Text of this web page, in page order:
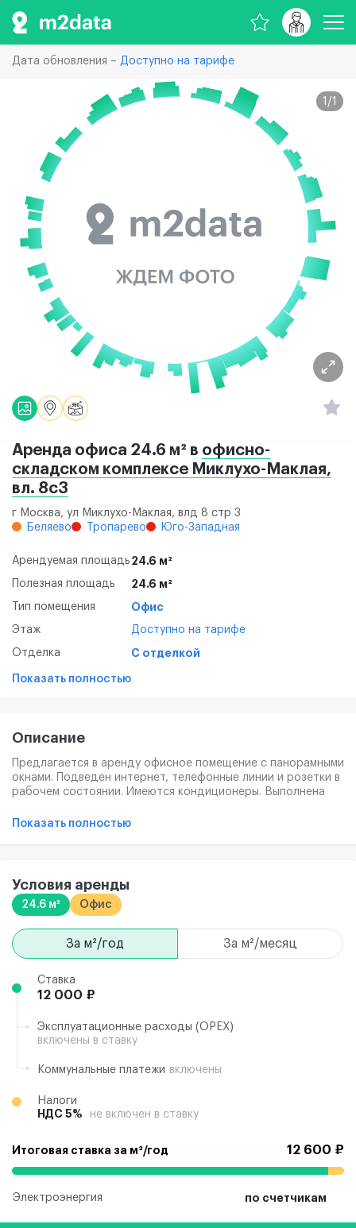
Дата обновления – Доступно на тарифе
1 /1
Аренда офиса 24.6 м² в офисно-
складском комплексе Миклухо-Маклая,
вл. 8с3
г Москва, ул Миклухо-Маклая, влд 8 стр 3
Беляево
Тропарево Юго-Западная
Арендуемая площадь 24.6 м²
Полезная площадь 24.6 м²
Тип помещения Офис
Этаж Доступно на тарифе
Отделка С отделкой
Показать полностью
Описание
Предлагается в аренду офисное помещение с панорамными
окнами. Подведен интернет, телефонные линии и розетки в
рабочем состоянии. Имеются кондиционеры. Выполнена
Показать полностью
Условия аренды
24.6 м² Офис
за м²/год за м²/месяц
Ставка
12 000 ₽
Эксплуатационные расходы (ОРЕХ)
включены в ставку
Коммунальные платежи включены
Налоги
НДС 5%
не включен в ставку
Итоговая ставка за м²/год 12 600 ₽
Электроэнергия по счетчикам